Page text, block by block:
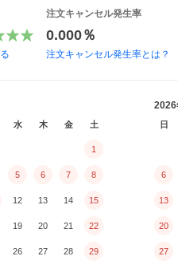
注文キャンセル発生率
0.000％
注文キャンセル発生率とは？
水 木 金 土
1
5 6 7 8
12 13 14 15
19 20 21 22
26 27 28 29
2026
日
6
13
20
27